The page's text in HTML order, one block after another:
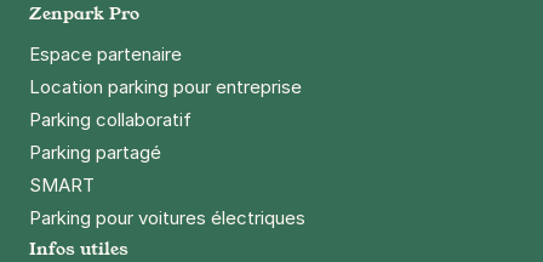
Zenpark Pro
Espace partenaire
Location parking pour entreprise
Parking collaboratif
Parking partagé
SMART
Parking pour voitures électriques
Infos utiles